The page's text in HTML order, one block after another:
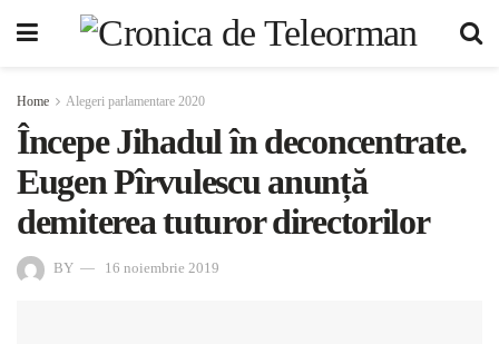
Home Alegeri parlamentare 2020
Începe Jihadul în deconcentrate.
Eugen Pîrvulescu anunță
demiterea tuturor directorilor
BY 16 noiembrie 2019